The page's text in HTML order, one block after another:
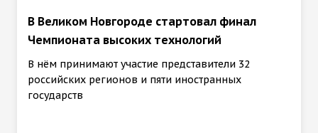
В Великом Новгороде стартовал финал
Чемпионата высоких технологий
В нём принимают участие представители 32
российских регионов и пяти иностранных
государств